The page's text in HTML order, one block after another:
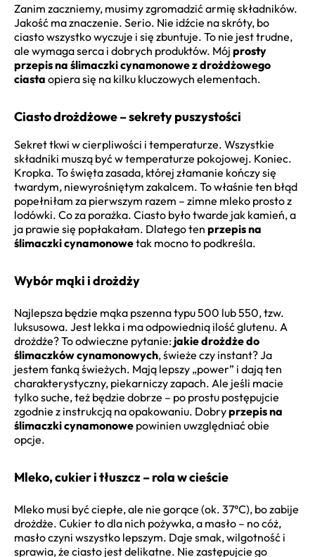
Zanim zaczniemy, musimy zgromadzić armię składników.
Jakość ma znaczenie. Serio. Nie idźcie na skróty, bo
ciasto wszystko wyczuje i się zbuntuje. To nie jest trudne,
ale wymaga serca i dobrych produktów. Mój prosty
przepis na ślimaczki cynamonowe z drożdżowego
ciasta opiera się na kilku kluczowych elementach.
Ciasto drożdżowe – sekrety puszystości
Sekret tkwi w cierpliwości i temperaturze. Wszystkie
składniki muszą być w temperaturze pokojowej. Koniec.
Kropka. To święta zasada, której złamanie kończy się
twardym, niewyrośniętym zakalcem. To właśnie ten błąd
popełniłam za pierwszym razem – zimne mleko prosto z
lodówki. Co za porażka. Ciasto było twarde jak kamień, a
ja prawie się popłakałam. Dlatego ten przepis na
ślimaczki cynamonowetak mocno to podkreśla.
Wybór mąki i drożdży
Najlepsza będzie mąka pszenna typu 500 lub 550, tzw.
luksusowa. Jest lekka i ma odpowiednią ilość glutenu. A
drożdże? To odwieczne pytanie: jakie drożdże do
ślimaczków cynamonowych, świeże czy instant? Ja
jestem fanką świeżych. Mają lepszy „power” i dają ten
charakterystyczny, piekarniczy zapach. Ale jeśli macie
tylko suche, też będzie dobrze – po prostu postępujcie
zgodnie z instrukcją na opakowaniu. Dobryprzepis na
ślimaczki cynamonowe powinien uwzględniać obie
opcje.
Mleko, cukier i tłuszcz – rola w cieście
Mleko musi być ciepłe, ale nie gorące (ok. 37°C), bo zabije
drożdże. Cukier to dla nich pożywka, a masło – no cóż,
masło czyni wszystko lepszym. Daje smak, wilgotność i
sprawia, że ciasto jest delikatne. Nie zastępujcie go